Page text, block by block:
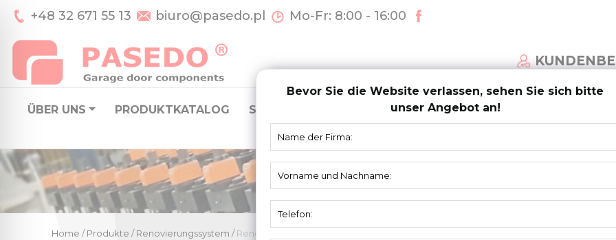
+48 32 671 55 13 biuro@pasedo.pl Mo-Fr: 8:00 - 16:00
ÜBER UNS PRODUKTKATALOG SYSTEME FÜR SEKTIONALTORE NACHRICHTEN
Bevor Sie die Website verlassen, sehen Sie sich bitte
unser Angebot an!
Home /Produkte /Renovierungssystem /Renovierungssystem Profilfüllung 78120EPS-REN